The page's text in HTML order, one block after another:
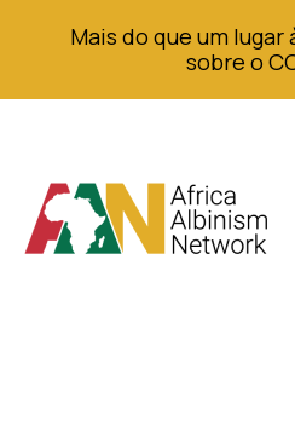
Mais do que um
sobre o